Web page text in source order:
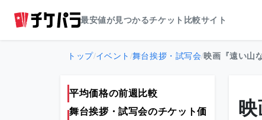
最安値が見つかるチケット比較サイト
トップ/イベント /舞台挨拶・試写会/映画『遠い山
平均価格の前週比較
舞台挨拶・試写会のチケット価